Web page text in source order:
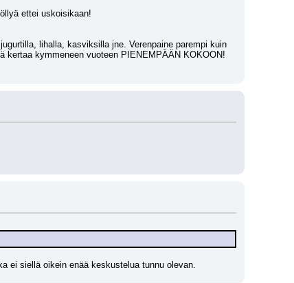
ettei uskoisikaan!
lihalla, kasviksilla jne. Verenpaine parempi kuin
kymmeneen vuoteen PIENEMPÄÄN KOKOON!
ei siellä oikein enää keskustelua tunnu olevan.